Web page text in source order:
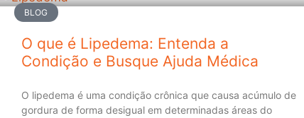
BLOG
O que é Lipedema: Entenda a
Condição e Busque Ajuda Médica
O lipedema é uma condição crônica que causa acúmulo de
gordura de forma desigual em determinadas áreas do